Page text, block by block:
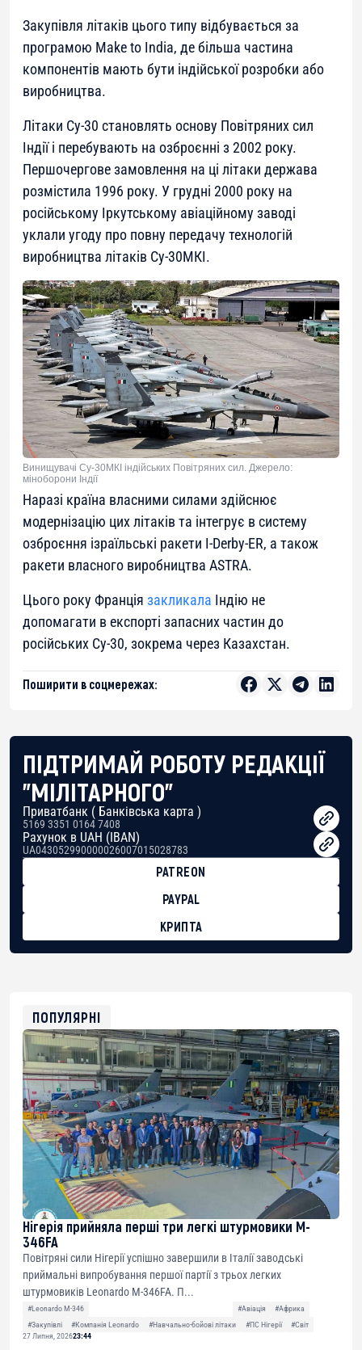
Закупівля літаків цього типу відбувається за
програмою Make to India, де більша частина
компонентів мають бути індійської розробки або
виробництва.
Літаки Су-30 становлять основу Повітряних сил
Індії і перебувають на озброєнні з 2002 року.
Першочергове замовлення на ці літаки держава
розмістила 1996 року. У грудні 2000 року на
російському Іркутському авіаційному заводі
уклали угоду про повну передачу технологій
виробництва літаків Су-30МКІ.
Винищувачі Су-30МКІ індійських Повітряних сил. Джерело:
міноборони Індії
Наразі країна власними силами здійснює
модернізацію цих літаків та інтегрує в систему
озброєння ізраїльські ракети I-Derby-ER, а також
ракети власного виробництва ASTRA.
Цього року Франція закликала Індію не
допомагати в експорті запасних частин до
російських Су-30, зокрема через Казахстан.
Поширити в соцмережах:
ПІДТРИМАЙ РОБОТУ РЕДАКЦІЇ
"МІЛІТАРНОГО"
Приватбанк ( Банківська карта )
5169 3351 0164 7408
Рахунок в UAH (IBAN)
UA043052990000026007015028783
PATREON
PAYPAL
КРИПТА
0xfD02863D3289416fcF50975c9DFda13623f97758
ПОПУЛЯРНІ
Нігерія прийняла перші три легкі штурмовики M-
346FA
Повітряні сили Нігерії успішно завершили в Італії заводські
приймальні випробування першої партії з трьох легких
штурмовиків Leonardo M-346FA. П...
#Leonardo M-346 #Авіація
#Африка
#Закупівлі
#Компанія Leonardo #Навчально-бойові літаки #ПС Нігерії
#Світ
27 Липня, 202623:44